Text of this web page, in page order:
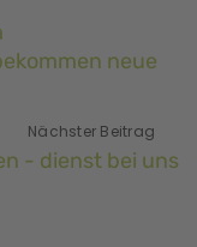
neue
Nächster Beitrag
- dienst bei uns